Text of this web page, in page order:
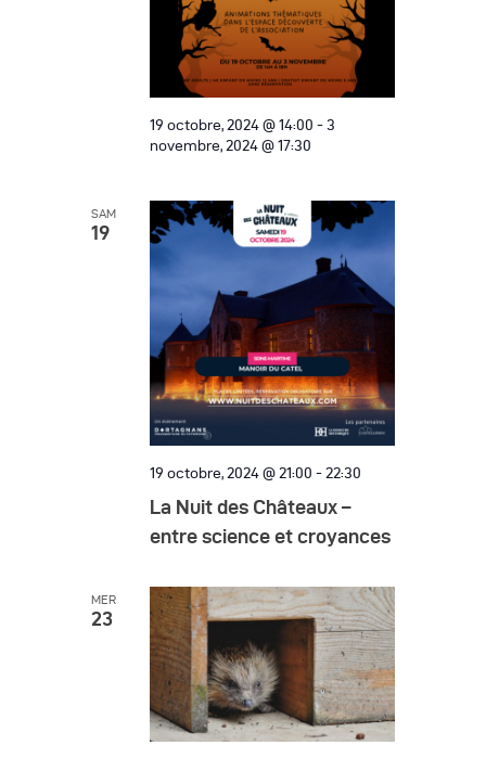
a
t
i
o
d
e
v
u
e
s
É
v
è
n
e
m
e
n
t
n
19 octobre, 2024 @ 14:00 - 3
novembre, 2024 @ 17:30
SAM
19
19 octobre, 2024 @ 21:00 - 22:30
La Nuit des Châteaux –
entre science et croyances
MER
23